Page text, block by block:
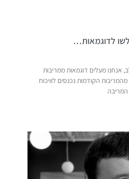
לדוגמאות…
אנחנו מעלים דוגמאות ממריבות
הקודמות נכנסים לוויכוח
המריבה